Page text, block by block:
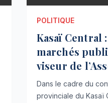
POLITIQUE
Kasaï Central
marchés
viseur de
Dans le cadre du
provinciale du Kasaï